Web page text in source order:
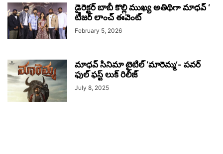
డైరెక్టర్ బాబీ కొల్లి ముఖ్య అతిథిగా మాధవ్ ‘
టీజర్ లాంచ్ ఈవెంట్
February 5, 2026
మాధవ్ సినిమా టైటిల్ ‘మారెమ్మ’- పవర్
ఫుల్ ఫస్ట్ లుక్ రిలీజ్
July 8, 2025